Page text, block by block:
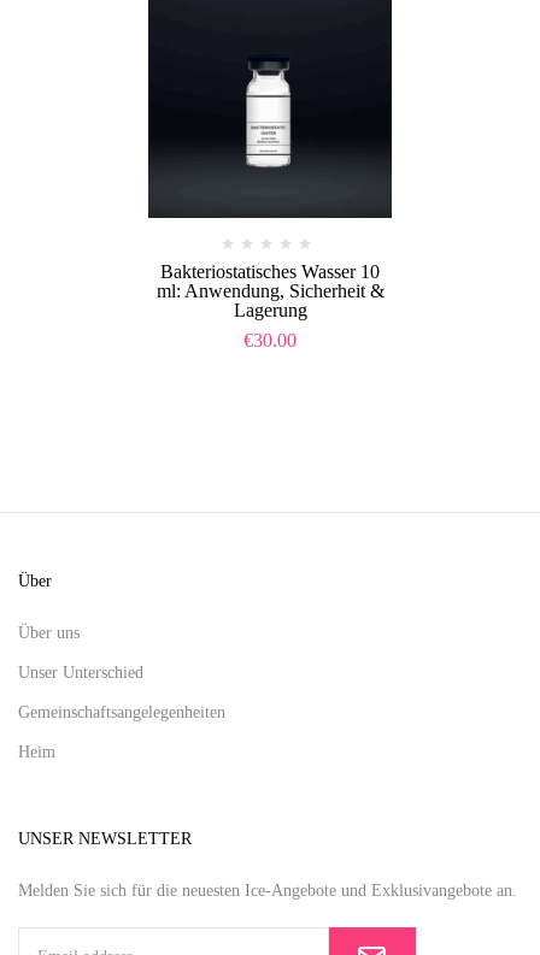
Bakteriostatisches Wasser 10
ml: Anwendung, Sicherheit &
Lagerung
€30.00
Über
Über uns
Unser Unterschied
Gemeinschaftsangelegenheiten
Heim
UNSER NEWSLETTER
Melden Sie sich für die neuesten Ice-Angebote und Exklusivangebote an.